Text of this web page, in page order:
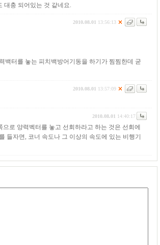
충 되어있는 것 같네요.
2010.08.01 13:56:13
백터를 놓는 피치백방어기동을 하기가 찜찜한데 굳
2010.08.01 13:57:09
2010.08.01 14:40:17
로 양력벡터를 놓고 선회하라고 하는 것은 선회에
들자면, 코너 속도나 그 이상의 속도에 있는 비행기